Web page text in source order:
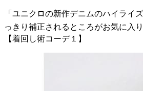
「ユニクロの新作デニムのハイラ
っきり補正されるところがお気に入り
【着回し術コーデ１】